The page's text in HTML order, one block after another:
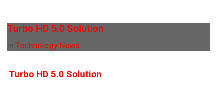
Turbo HD 5.0 Solution
Technology News
Turbo HD 5.0 Solution